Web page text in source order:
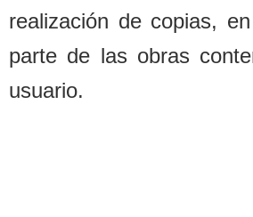
realización de copias,
parte de las obras
usuario.